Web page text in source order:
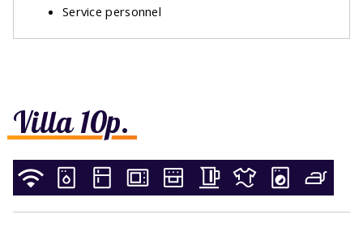
Villa 10p.
Service personnel